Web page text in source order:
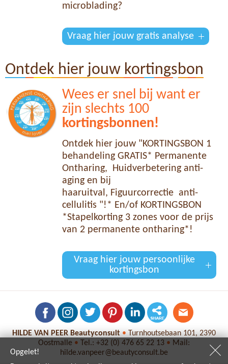
microblading?
Vraag hier jouw gratis analyse
Ontdek hier jouw kortingsbon
Wees er snel bij want er
zijn slechts 100
kortingsbonnen!
Ontdek hier jouw "KORTINGSBON 1
behandeling GRATIS* Permanente
Ontharing, Huidverbetering anti-
aging en bij
haaruitval, Figuurcorrectie anti-
cellulitis "!* En/of KORTINGSBON
*Stapelkorting 3 zones voor de prijs
van 2 permanente ontharing*!
Vraag hier jouw persoonlijke
kortingsbon
HILDE VAN PEER Beautyconsult • Turnhoutsebaan 101, 2390
Oostmalle • Tel.: +32 (0) 476 65 22 13 • Mail:
hilde.vanpeer@beautyconsult.be
Opgelet!